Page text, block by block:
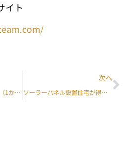
イト
LED照明とは？10の利点（1から5）
次へ
ソーラーパネル設置住宅が得られる大きなメリット